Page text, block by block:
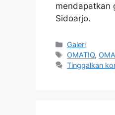
mendapatkan
Sidoarjo.
Galeri
OMATIQ,
Tinggalkan